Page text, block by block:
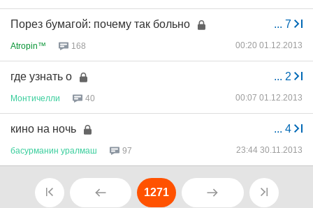
... 7
Порез бумагой: почему так больно
Atropin™ 168 00:20 01.12.2013
... 2
где узнать о
Монтичелли 40 00:07 01.12.2013
... 4
кино на ночь
басурманин уралмаш 97 23:44 30.11.2013
1271